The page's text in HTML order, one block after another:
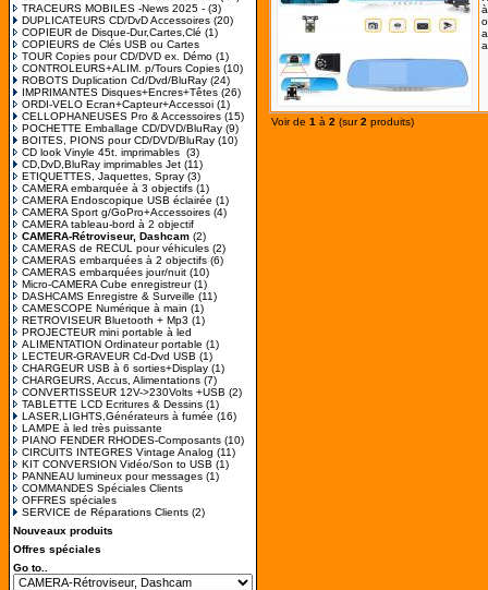
TRACEURS MOBILES -News 2025 - (3)
DUPLICATEURS CD/DvD Accessoires (20)
COPIEUR de Disque-Dur,Cartes,Clé (1)
COPIEURS de Clés USB ou Cartes
TOUR Copies pour CD/DVD ex. Démo (1)
CONTROLEURS+ALIM. p/Tours Copies (10)
ROBOTS Duplication Cd/Dvd/BluRay (24)
IMPRIMANTES Disques+Encres+Têtes (26)
ORDI-VELO Ecran+Capteur+Accessoi (1)
CELLOPHANEUSES Pro & Accessoires (15)
POCHETTE Emballage CD/DVD/BluRay (9)
BOITES, PIONS pour CD/DVD/BluRay (10)
CD look Vinyle 45t. imprimables (3)
CD,DvD,BluRay imprimables Jet (11)
ETIQUETTES, Jaquettes, Spray (3)
CAMERA embarquée à 3 objectifs (1)
CAMERA Endoscopique USB éclairée (1)
CAMERA Sport g/GoPro+Accessoires (4)
CAMERA tableau-bord à 2 objectif
CAMERA-Rétroviseur, Dashcam (2)
CAMERAS de RECUL pour véhicules (2)
CAMERAS embarquées à 2 objectifs (6)
CAMERAS embarquées jour/nuit (10)
Micro-CAMERA Cube enregistreur(1)
DASHCAMS Enregistre & Surveille (11)
CAMESCOPE Numérique à main (1)
RETROVISEUR Bluetooth + Mp3 (1)
PROJECTEUR mini portable à led
ALIMENTATION Ordinateur portable (1)
LECTEUR-GRAVEUR Cd-Dvd USB (1)
CHARGEUR USB à 6 sorties+Display (1)
CHARGEURS, Accus, Alimentations (7)
CONVERTISSEUR 12V->230Volts +USB (2)
TABLETTE LCD Ecritures & Dessins (1)
LASER,LIGHTS,Générateurs à fumée (16)
LAMPE à led très puissante
PIANO FENDER RHODES-Composants (10)
CIRCUITS INTEGRES Vintage Analog (11)
KIT CONVERSION Vidéo/Son to USB (1)
PANNEAU lumineux pour messages (1)
COMMANDES Spéciales Clients
OFFRES spéciales
SERVICE de Réparations Clients (2)
Nouveaux produits
Offres spéciales
Go to..
Voir de 1 à 2 (sur2 produits)